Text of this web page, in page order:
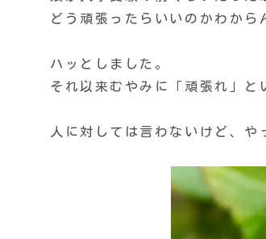
どう頑張ったらいいのかわから
ハッとしました。
それ以来むやみに「頑張れ」と
人に対しては言わないけど、や